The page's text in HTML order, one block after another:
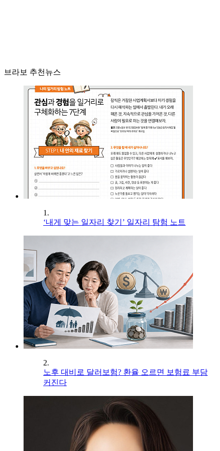
브라보 추천뉴스
1.
‘내게 맞는 일자리 찾기’ 일자리 탐험 노트
2.
노후 대비로 달러보험? 환율 오르면 보험료 부담
커진다